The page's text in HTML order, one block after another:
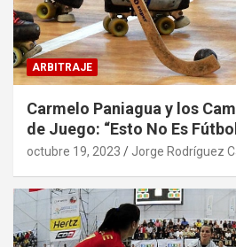
ARBITRAJE
Carmelo Paniagua y los
de Juego: “Esto No Es
octubre 19, 2023 Jorge Rodríguez